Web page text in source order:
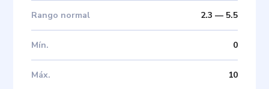
Rango normal 2.3 — 5.5
Mín. 0
Máx. 10